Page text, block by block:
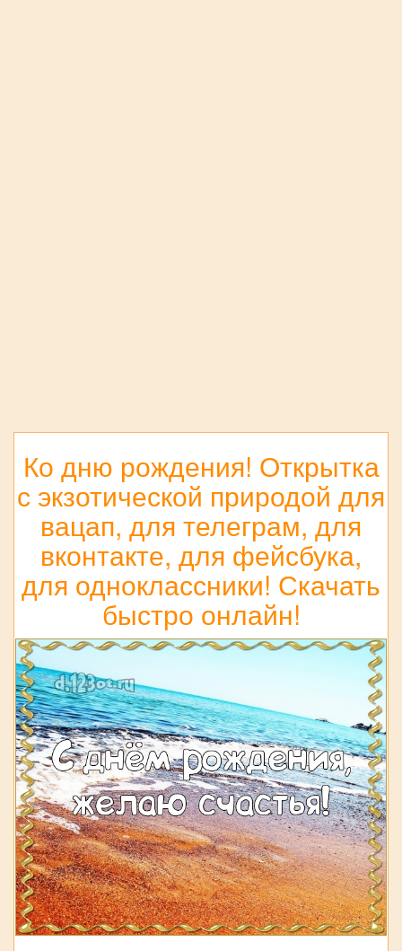
Ко дню рождения! Открытка
с экзотической природой для
вацап, для телеграм, для
вконтакте, для фейсбука,
для одноклассники! Скачать
быстро онлайн!